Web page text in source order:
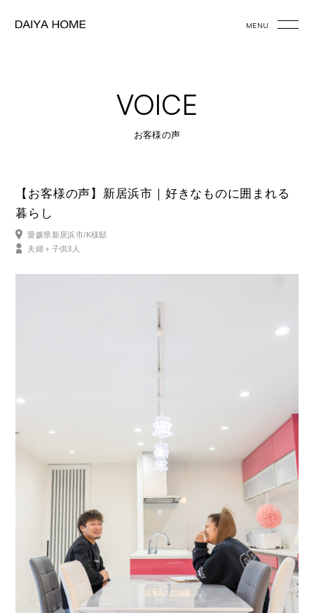
MENU
VOICE
お客様の声
【お客様の声】新居浜市｜好きなものに囲まれる
暮らし
愛媛県新居浜市/K様邸
夫婦＋子供3人